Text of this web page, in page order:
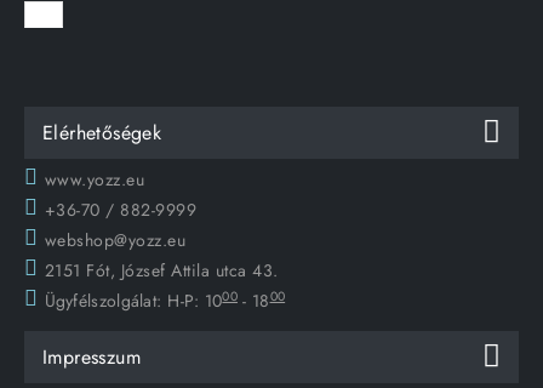
Elérhetőségek
www.yozz.eu
+36-70 / 882-9999
webshop@yozz.eu
2151 Fót, József Attila utca 43.
Ügyfélszolgálat: H-P: 1000 - 1800
Impresszum